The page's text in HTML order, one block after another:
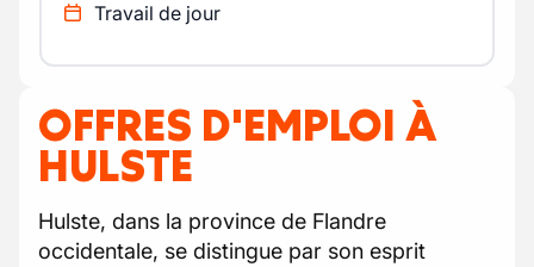
Travail de jour
OFFRES D'EMPLOI À
HULSTE
Hulste, dans la province de Flandre
occidentale, se distingue par son esprit